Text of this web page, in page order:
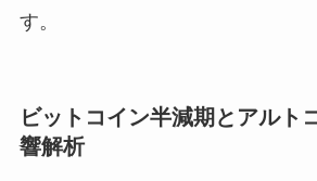
す。
ビットコイン半減期とアルト
響解析